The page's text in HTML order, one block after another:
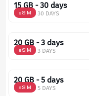
15 GB - 30 days
eSIM 30 DAYS
20 GB - 3 days
eSIM 3 DAYS
20 GB - 5 days
eSIM 5 DAYS